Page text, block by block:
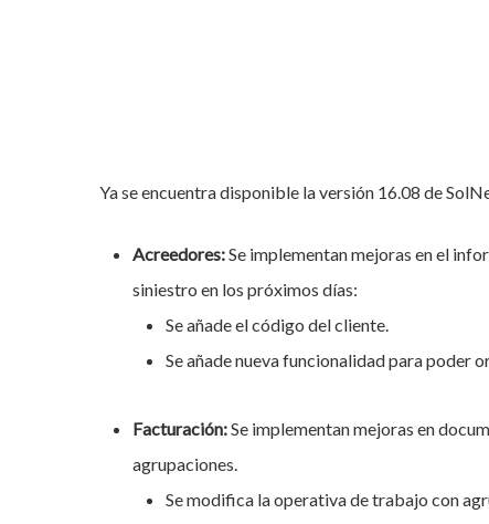
Ya se encuentra disponible la versión 16.08 de
Acreedores:Se implementan mejoras en el
siniestro en los próximos días:
Se añade el código del cliente.
Se añade nueva funcionalidad para poder
Facturación:Se implementan mejoras en
agrupaciones.
Se modifica la operativa de trabajo con